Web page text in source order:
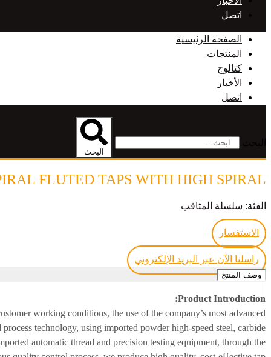
اتصل
الصفحة الرئيسية
المنتجات
كتالوج
الأخبار
اتصل
البحث
FLUTED TAPS WITH HIGH SPIRAL
الفئة: سلسلة المثاقب
الاستفسار
راسلنا الآن عبر البريد الإلكتروني
وصف المنتج
Product Introduction:
working conditions, the use of the company’s most advanced
technology, using imported powder high-speed steel, carbide
automatic thread and precision testing equipment, through the